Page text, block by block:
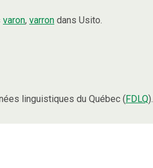
varon, varron dans Usito.
linguistiques du Québec (FDLQ).